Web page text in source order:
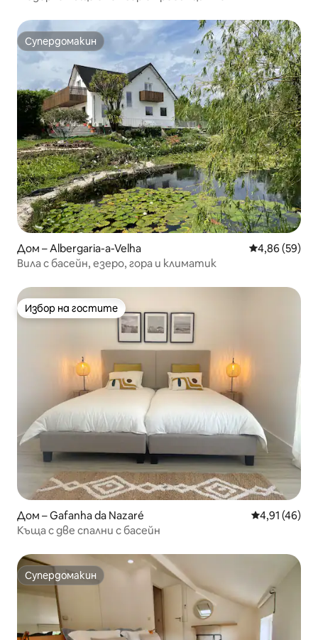
Супердомакин
Супердомакин
Дом – Albergaria-a-Velha Средна
4,86 (59)
Вила с басейн, езеро, гора и климатик
Избор на гостите
Избор на гостите
Дом – Gafanha da Nazaré Средна
4,91 (46)
Къща с две спални с басейн
Супердомакин
Супердомакин